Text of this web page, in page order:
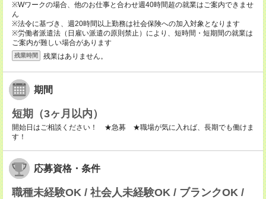
※Wワークの場合、他のお仕事と合わせ週40時間超の就業はご案内できませ
ん
※法令に基づき、週20時間以上勤務は社会保険への加入対象となります
※労働者派遣法（日雇い派遣の原則禁止）により、短時間・短期間の就業は
ご案内が難しい場合があります
残業時間 残業はありません。
期間
短期（3ヶ月以内）
開始日はご相談ください！ ★急募 ★職場が気に入れば、長期でも働けま
す！
応募資格・条件
職種未経験OK / 社会人未経験OK / ブランクOK /